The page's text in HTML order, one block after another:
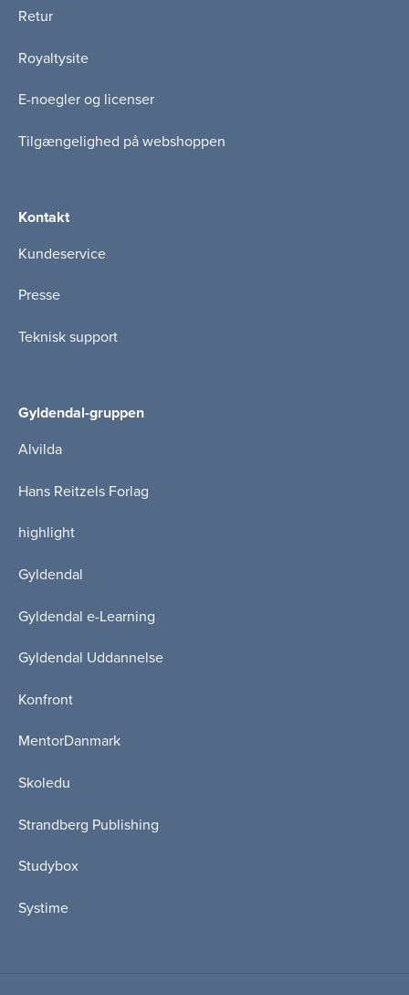
Retur
Royaltysite
E-noegler og licenser
Tilgængelighed på webshoppen
Kontakt
Kundeservice
Presse
Teknisk support
Gyldendal-gruppen
Alvilda
Hans Reitzels Forlag
highlight
Gyldendal
Gyldendal e-Learning
Gyldendal Uddannelse
Konfront
MentorDanmark
Skoledu
Strandberg Publishing
Studybox
Systime